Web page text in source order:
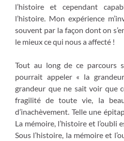
l’histoire et cependant
l’histoire. Mon expérience
souvent par la façon dont on
le mieux ce qui nous a affecté !
Tout au long de ce parcours
pourrait appeler « la
grandeur que ne sait voir que
fragilité de toute vie, la
d’inachèvement. Telle une
La mémoire, l’histoire et l’oubli
Sous l’histoire, la mémoire et